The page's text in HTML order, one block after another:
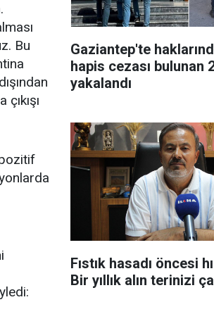
Bu
Gaziantep'te
hapis cezası bulunan
yakalandı
Fıstık hasadı öncesi
Bir yıllık alın terinizi